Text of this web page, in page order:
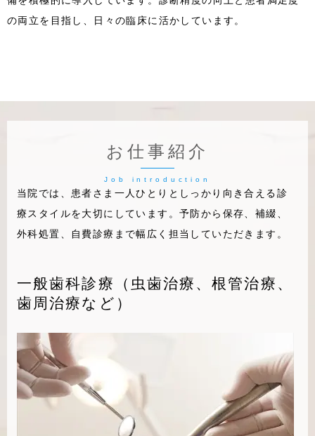
の両立を目指し、日々の臨床に活かしています。
お仕事紹介
当院では、患者さま一人ひとりとしっかり向き合える診
療スタイルを大切にしています。予防から保存、補綴、
外科処置、自費診療まで幅広く担当していただきます。
一般歯科診療（虫歯治療、根管治療、
歯周治療など）